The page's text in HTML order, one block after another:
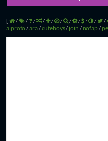
[ / / / / / / / / / / /
aiproto /ara/cuteboys/join /nofap /